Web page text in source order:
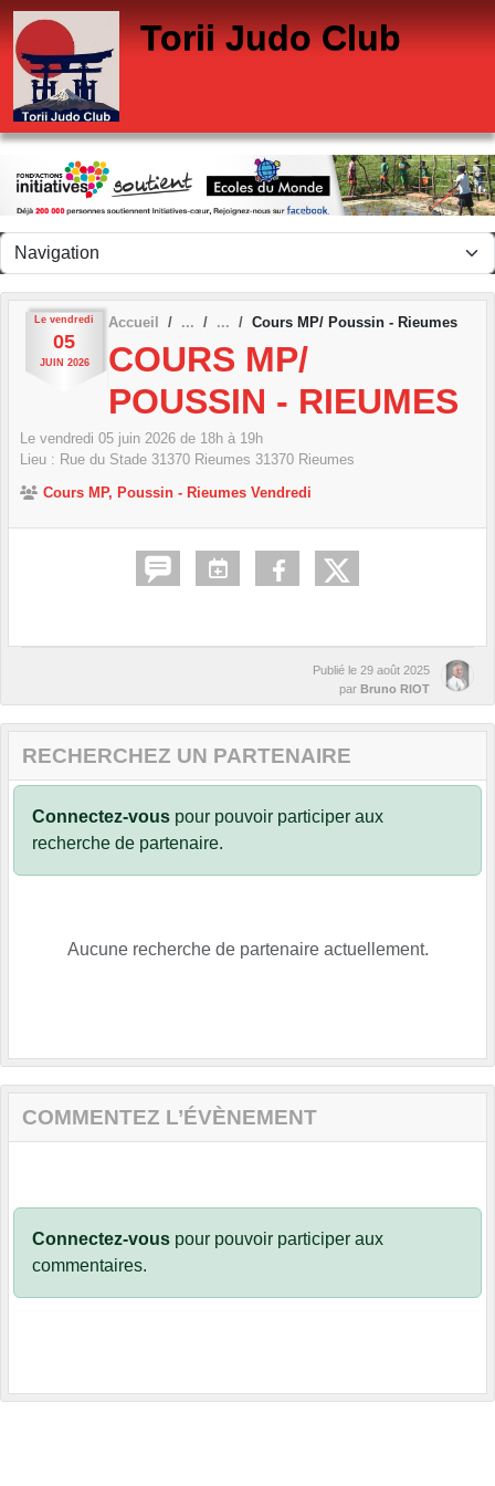
Torii Judo Club
Le vendredi
05
JUIN 2026
Accueil Cours MP/ Poussin - Rieumes
COURS MP/
POUSSIN - RIEUMES
Le vendredi 05 juin 2026 de 18h à 19h
Lieu : Rue du Stade 31370 Rieumes 31370 Rieumes
Cours MP, Poussin - Rieumes Vendredi
Publié le 29 août 2025
par Bruno RIOT
RECHERCHEZ UN PARTENAIRE
Connectez-vous pour pouvoir participer aux
recherche de partenaire.
Aucune recherche de partenaire actuellement.
COMMENTEZ L’ÉVÈNEMENT
Connectez-vous pour pouvoir participer aux
commentaires.
Panneau de gestion des cookies